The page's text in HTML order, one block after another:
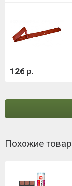
126 р.
Похожие